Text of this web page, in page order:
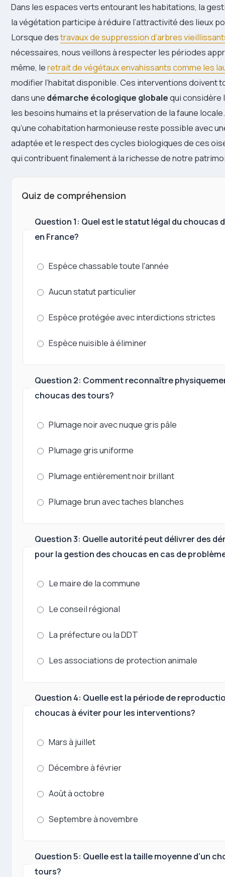
Dans les espaces verts entourant les habitations, la
la végétation participe à réduire l’attractivité des lieux
Lorsque destravaux de suppression d’arbres
nécessaires, nous veillons à respecter les périodes
même, leretrait de végétaux envahissants comme les
modifier l’habitat disponible. Ces interventions doivent
dans une démarche écologique globalequi considère
les besoins humains et la préservation de la faune
qu’une cohabitation harmonieuse reste possible avec
adaptée et le respect des cycles biologiques de ces
qui contribuent finalement à la richesse de notre
Quiz de compréhension
Question 1: Quel est le statut légal du choucas
en France?
Espèce chassable toute l'année
Aucun statut particulier
Espèce protégée avec interdictions strictes
Espèce nuisible à éliminer
Question 2: Comment reconnaître
choucas des tours?
Plumage noir avec nuque gris pâle
Plumage gris uniforme
Plumage entièrement noir brillant
Plumage brun avec taches blanches
Question 3: Quelle autorité peut délivrer des
pour la gestion des choucas en cas de
Le maire de la commune
Le conseil régional
La préfecture ou la DDT
Les associations de protection animale
Question 4: Quelle est la période de
choucas à éviter pour les interventions?
Mars à juillet
Décembre à février
Août à octobre
Septembre à novembre
Question 5: Quelle est la taille moyenne d'un
tours?